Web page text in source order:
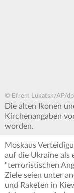
© Efrem Lukatsk/AP/
Die alten Ikonen
Kirchenangaben
worden.
Moskaus
auf die Ukraine als
"terroristischen
Ziele seien unter
und Raketen in